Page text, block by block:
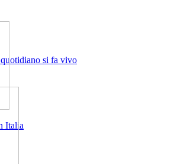
si fa vivo
Italia